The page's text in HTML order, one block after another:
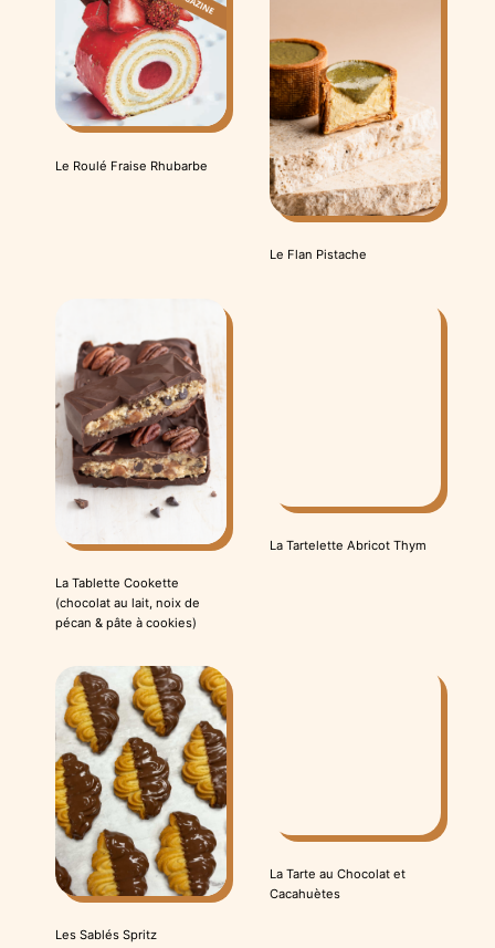
Le Roulé Fraise Rhubarbe
Le Flan Pistache
La Tablette Cookette
(chocolat au lait, noix de
pécan & pâte à cookies)
La Tartelette Abricot Thym
Les Sablés Spritz
La Tarte au Chocolat et
Cacahuètes